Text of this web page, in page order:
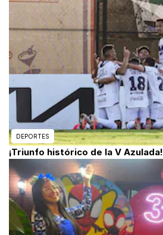
DEPORTES
¡Triunfo histórico de la V Azulada!